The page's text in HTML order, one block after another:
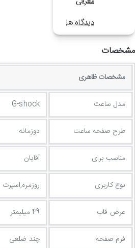
دیدگاه ها
مشخصات
مشخصات ظاهری
مدل ساعت G-shock
طرح صفحه ساعت دوزمانه
مناسب برای آقایان
نوع کاربری روزمره,اسپرت
عرض قاب 49 میلیمتر
فرم صفحه چند ضلعی